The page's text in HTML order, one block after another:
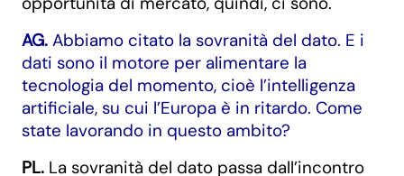
AG. Abbiamo citato la sovranità del dato. E i
dati sono il motore per alimentare la
tecnologia del momento, cioè l’intelligenza
artificiale, su cui l’Europa è in ritardo. Come
state lavorando in questo ambito?
PL. La sovranità del dato passa dall’incontro